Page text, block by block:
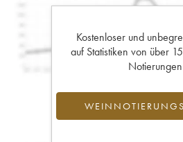
Kostenloser und
auf Statistiken von über
Notierungen